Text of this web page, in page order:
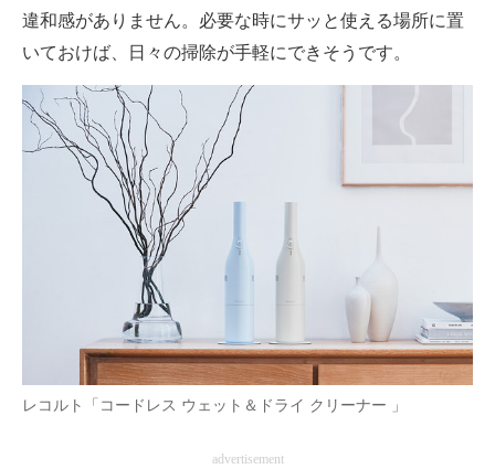
ITの今と未来を見通す
進化するPCとデバイスの未来
好きが集まる 比べて選べる
ビジネスと働き方のヒント
AI活用のいまが分かる
企業ITのトレンドを詳説
経営リーダーのコミュニティ
マーケ×ITの今がよく分かる
ITエンジニア向け専門サイト
違和感がありません。必要な時にサッと使える場所に置
いておけば、日々の掃除が手軽にできそうです。
レコルト「コードレス ウェット＆ドライ クリーナー 」
advertisement